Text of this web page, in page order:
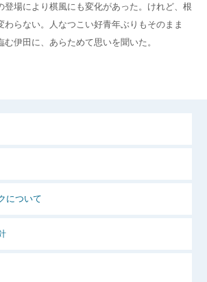
登場により棋風にも変化があった。けれど、根
わらない。人なつこい好青年ぶりもそのまま
伊田に、あらためて思いを聞いた。
について